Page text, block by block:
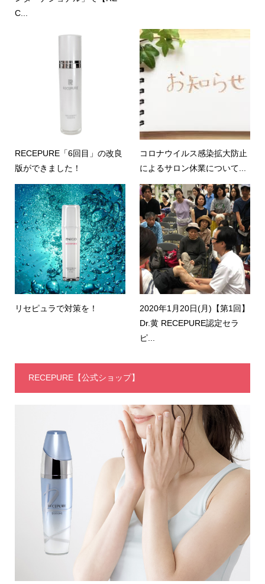
C...
RECEPURE「6回目」の改良
版ができました！
コロナウイルス感染拡大防止
によるサロン休業について...
リセピュラで対策を！
2020年1月20日(月)【第1回】
Dr.黄 RECEPURE認定セラ
ピ...
RECEPURE【公式ショップ】